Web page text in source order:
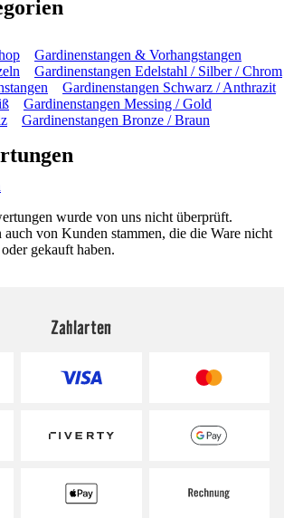
Gardinenstangen & Vorhangstangen
Gardinenstangen Edelstahl / Silber / Chrom
Gardinenstangen Schwarz / Anthrazit
Gardinenstangen Messing / Gold
Gardinenstangen Bronze / Braun
wurde von uns nicht überprüft.
von Kunden stammen, die die Ware nicht
gekauft haben.
Zahlarten